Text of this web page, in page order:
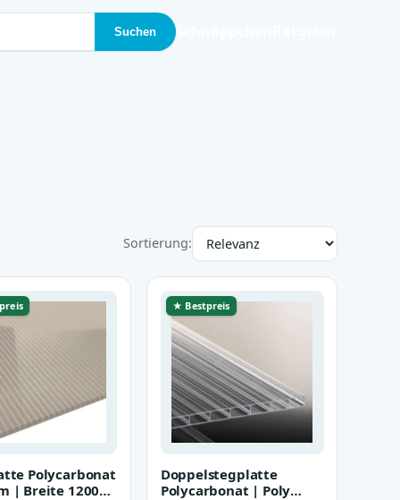
Suchen
Sortierung:
Polycarbonat
| Breite 1200
★ Bestpreis
Doppelstegplatte
Polycarbonat | Poly